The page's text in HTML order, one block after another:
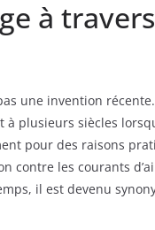
à
une invention
à plusieurs siècles
pour des raisons
contre les courants
il est devenu